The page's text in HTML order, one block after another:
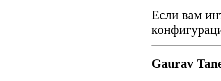
Если вам
Gaurav